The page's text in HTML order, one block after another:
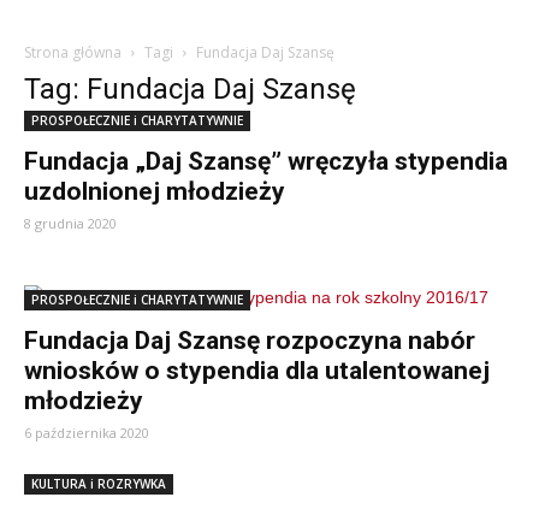
Strona główna Tagi Fundacja Daj Szansę
Tag: Fundacja Daj Szansę
PROSPOŁECZNIE i CHARYTATYWNIE
Fundacja „Daj Szansę” wręczyła stypendia
uzdolnionej młodzieży
8 grudnia 2020
PROSPOŁECZNIE i CHARYTATYWNIE
Fundacja Daj Szansę rozpoczyna nabór
wniosków o stypendia dla utalentowanej
młodzieży
6 października 2020
KULTURA i ROZRYWKA